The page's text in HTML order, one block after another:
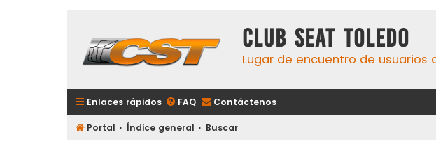
Club Seat Toledo
Lugar de encuentro de usuarios
Enlaces rápidos FAQ Contáctenos
Portal Índice general Buscar